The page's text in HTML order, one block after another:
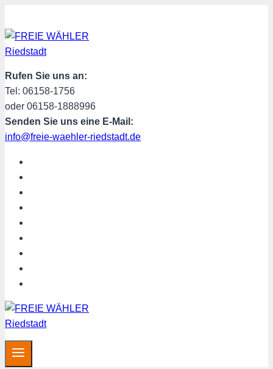
Inhalt
springen
Rufen Sie uns an:
Tel: 06158-1756
oder 06158-1888996
Senden Sie uns eine E-Mail:
info@freie-waehler-riedstadt.de